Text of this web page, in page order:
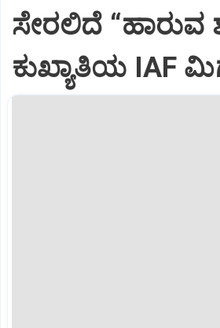
ಸೇರಲಿದೆ “ಹಾರುವ
ಕುಖ್ಯಾತಿಯ IAF